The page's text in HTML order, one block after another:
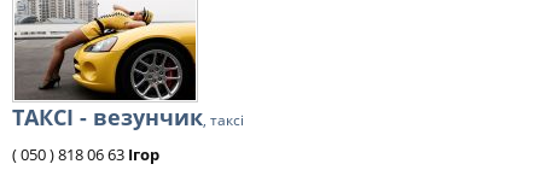
ТАКСІ - везунчик, таксі
( 050 ) 818 06 63 Ігор